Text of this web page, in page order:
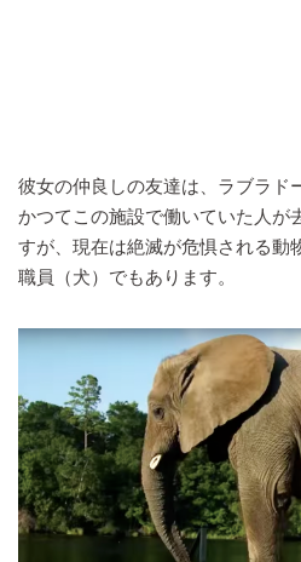
彼女の仲良しの友達は、ラブラド
かつてこの施設で働いていた人が
すが、現在は絶滅が危惧される動
職員（犬）でもあります。